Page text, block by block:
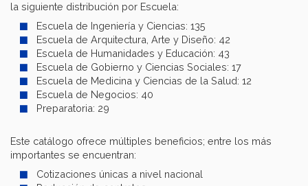
la siguiente distribución por Escuela:
Escuela de Ingeniería y Ciencias: 135
Escuela de Arquitectura, Arte y Diseño: 42
Escuela de Humanidades y Educación: 43
Escuela de Gobierno y Ciencias Sociales: 17
Escuela de Medicina y Ciencias de la Salud: 12
Escuela de Negocios: 40
Preparatoria: 29
Este catálogo ofrece múltiples beneficios; entre los más
importantes se encuentran:
Cotizaciones únicas a nivel nacional